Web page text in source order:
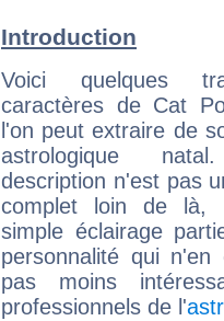
Introduction
Voici quelques
caractères de Cat
l'on peut extraire de
astrologique
description n'est pas
complet loin de là,
simple éclairage
personnalité qui n'en
pas moins
professionnels de l'